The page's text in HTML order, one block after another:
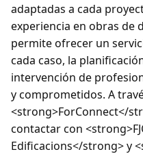
adaptadas a cada
experiencia en obras de
permite ofrecer un
cada caso, la
intervención de
y comprometidos. A
<strong>ForConnect</
contactar con
Edificacions</strong> y